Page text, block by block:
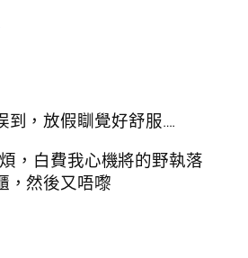
到，放假瞓覺好舒服….
，白費我心機將的野執落
，然後又唔嚟